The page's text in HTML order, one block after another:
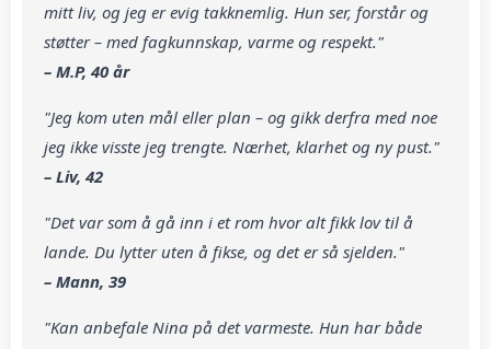
mitt liv, og jeg er evig takknemlig. Hun ser, forstår og
støtter – med fagkunnskap, varme og respekt."
– M.P, 40 år
"Jeg kom uten mål eller plan – og gikk derfra med noe
jeg ikke visste jeg trengte. Nærhet, klarhet og ny pust."
– Liv, 42
"Det var som å gå inn i et rom hvor alt fikk lov til å
lande. Du lytter uten å fikse, og det er så sjelden."
– Mann, 39
"Kan anbefale Nina på det varmeste. Hun har både